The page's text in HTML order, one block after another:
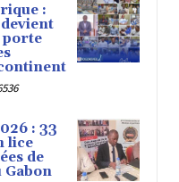
:
porte
: 33
lice
de
Gabon